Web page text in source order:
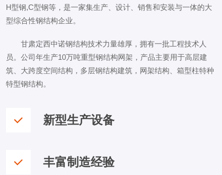
H型钢,C型钢等，是一家集生产、设计、销售和安装与一体的大
型综合性钢结构企业。
甘肃定西中诺钢结构技术力量雄厚，拥有一批工程技术人
员。公司年生产10万吨重型钢结构网架，产品主要用于高层建
筑、大跨度空间结构，多层钢结构建筑，网架结构、箱型柱特种
特型钢结构。
新型生产设备
丰富制造经验